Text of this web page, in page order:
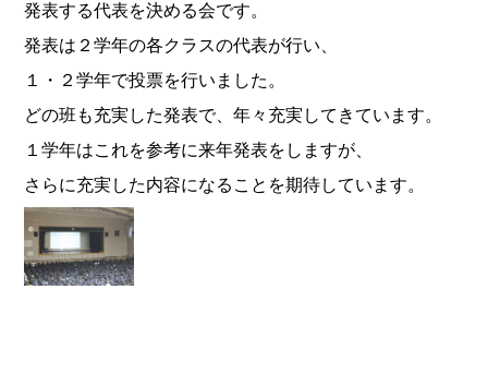
発表する代表を決める会です。
発表は２学年の各クラスの代表が行い、
１・２学年で投票を行いました。
どの班も充実した発表で、年々充実してきています。
１学年はこれを参考に来年発表をしますが、
さらに充実した内容になることを期待しています。